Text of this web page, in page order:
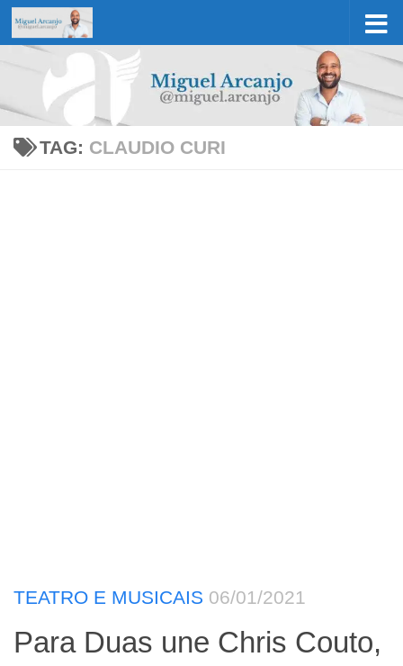
Skip to content
TAG: CLAUDIO CURI
TEATRO E MUSICAIS 06/01/2021
Para Duas une Chris Couto,